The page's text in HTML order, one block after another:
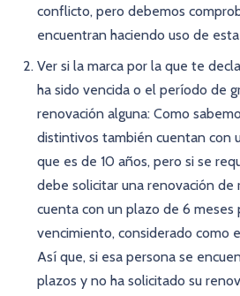
conflicto, pero debemos
encuentran haciendo uso de
Ver si la marca por la que te
ha sido vencida o el período de
renovación alguna: Como
distintivos también cuentan con
que es de 10 años, pero si se
debe solicitar una renovación de
cuenta con un plazo de 6 meses
vencimiento, considerado como
Así que, si esa persona se
plazos y no ha solicitado su